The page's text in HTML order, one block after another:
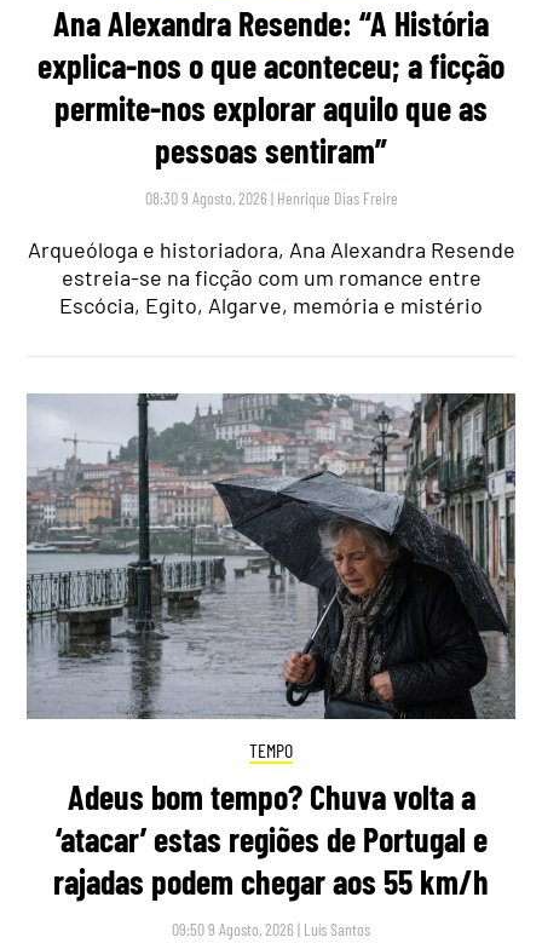
Ana Alexandra Resende: “A História
explica-nos o que aconteceu; a ficção
permite-nos explorar aquilo que as
pessoas sentiram”
08:30 9 Agosto, 2026 | Henrique Dias Freire
Arqueóloga e historiadora, Ana Alexandra Resende
estreia-se na ficção com um romance entre
Escócia, Egito, Algarve, memória e mistério
TEMPO
Adeus bom tempo? Chuva volta a
‘atacar’ estas regiões de Portugal e
rajadas podem chegar aos 55 km/h
09:50 9 Agosto, 2026 | Luís Santos